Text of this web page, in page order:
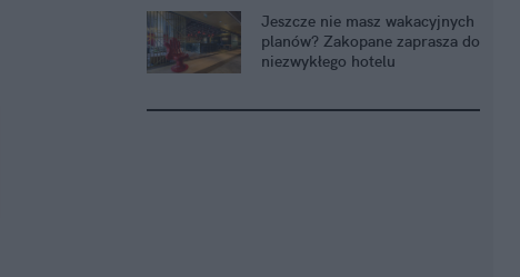
Jeszcze nie masz wakacyjnych
planów? Zakopane zaprasza do
niezwykłego hotelu